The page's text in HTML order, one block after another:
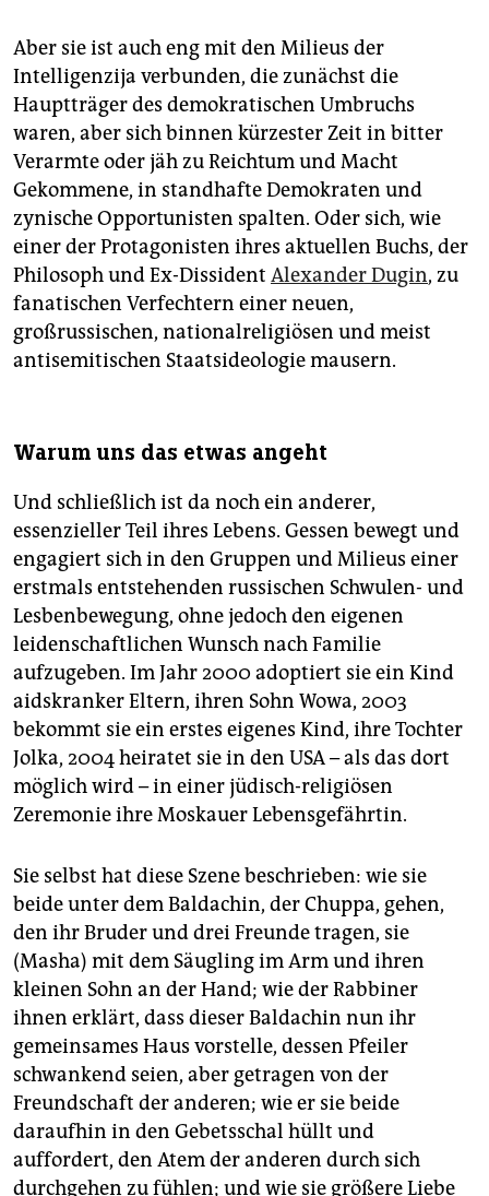
Aber sie ist auch eng mit den Milieus der
Intelligenzija verbunden, die zunächst die
Hauptträger des demokratischen Umbruchs
waren, aber sich binnen kürzester Zeit in bitter
Verarmte oder jäh zu Reichtum und Macht
Gekommene, in standhafte Demokraten und
zynische Opportunisten spalten. Oder sich, wie
einer der Protagonisten ihres aktuellen Buchs, der
Philosoph und Ex-Dissident Alexander ­Dugin, zu
fanatischen Verfechtern einer neuen,
großrussischen, nationalreligiösen und meist
antisemitischen Staatsideologie mausern.
Warum uns das etwas angeht
Und schließlich ist da noch ein anderer,
essenzieller Teil ihres Lebens. Gessen bewegt und
engagiert sich in den Gruppen und Milieus einer
erstmals ­entstehenden russischen Schwulen- und
Lesbenbewegung, ohne jedoch den eigenen
leidenschaftlichen Wunsch nach Familie
aufzugeben. Im Jahr 2000 adoptiert sie ein Kind
aidskranker Eltern, ihren Sohn Wowa, 2003
bekommt sie ein erstes eigenes Kind, ihre Tochter
Jolka, 2004 heiratet sie in den USA – als das dort
möglich wird – in einer jüdisch-religiösen
Zeremonie ihre Moskauer Lebensgefährtin.
Sie selbst hat diese Szene beschrieben: wie sie
beide unter dem Baldachin, der Chuppa, gehen,
den ihr Bruder und drei Freunde tragen, sie
(Masha) mit dem Säugling im Arm und ihren
kleinen Sohn an der Hand; wie der Rabbiner
ihnen erklärt, dass dieser Baldachin nun ihr
gemeinsames Haus vorstelle, dessen Pfeiler
schwankend seien, aber getragen von der
Freundschaft der anderen; wie er sie beide
daraufhin in den Gebetsschal hüllt und
auffordert, den Atem der anderen durch sich
durchgehen zu fühlen; und wie sie größere Liebe